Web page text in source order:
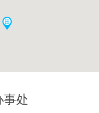
事处